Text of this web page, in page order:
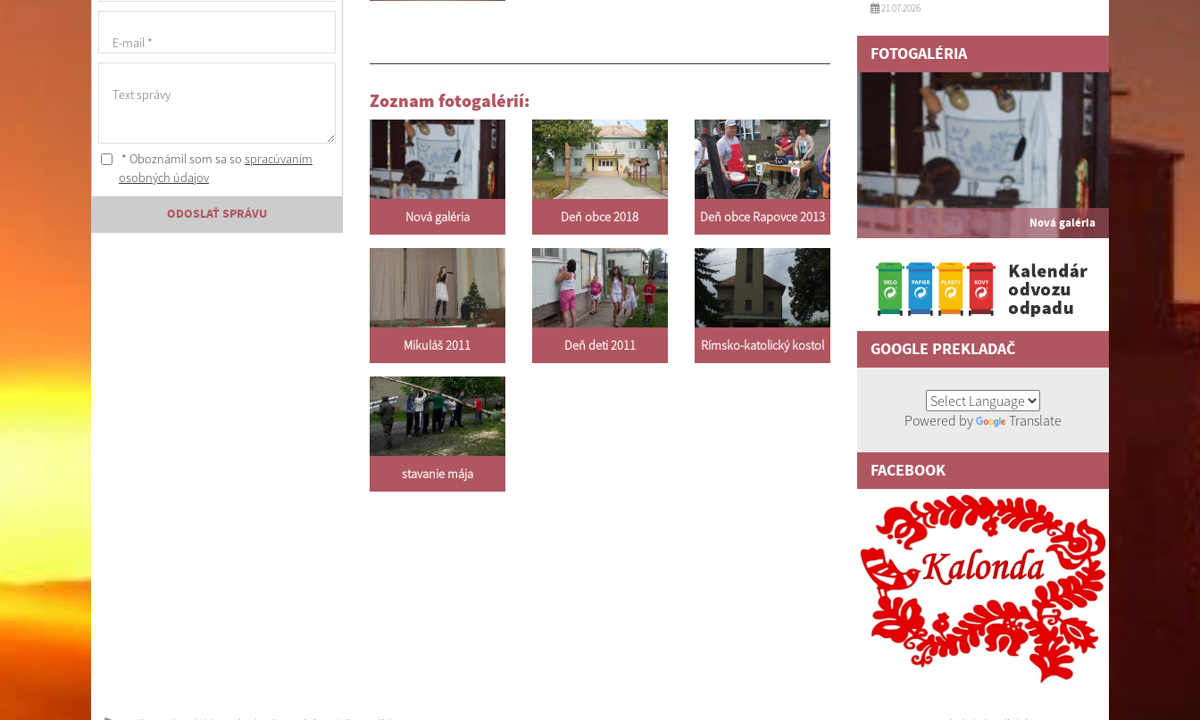
E-mail *
Text správy
* Oboznámil som sa so spracúvaním
osobných údajov
ODOSLAŤ SPRÁVU
Zoznam fotogalérií:
Nová galéria Deň obce 2018 Deň obce Rapovce 2013
Mikuláš 2011 Deň deti 2011 Rímsko-katolický kostol
stavanie mája
21.07.2026
FOTOGALÉRIA
Nová galéria
GOOGLE PREKLADAČ
Powered by Translate
FACEBOOK